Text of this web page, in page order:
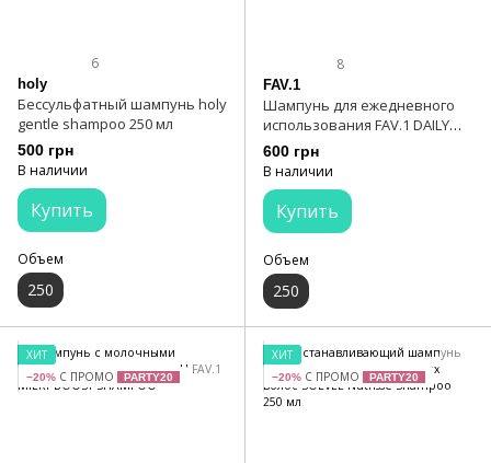
6
holy
Бессульфатный шампунь holy
gentle shampoo 250 мл
500 грн
В наличии
Купить
Объем
250
8
FAV.1
Шампунь для ежедневного
использования FAV.1 DAILY
SHINE SHAMPOO
600 грн
В наличии
Купить
Объем
250
ХИТ
−20% С ПРОМО PARTY20
ХИТ
−20% С ПРОМО PARTY20